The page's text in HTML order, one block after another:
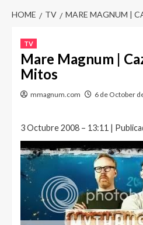
HOME TV MARE MAGNUM |
TV
Mare Magnum |
Mitos
mmagnum.com 6 de October
3 Octubre 2008 – 13:11 |